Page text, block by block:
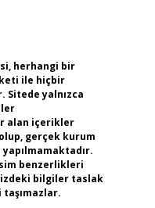
herhangi bir
ile hiçbir
Sitede yalnızca
alan içerikler
gerçek kurum
benzerlikleri
bilgiler taslak